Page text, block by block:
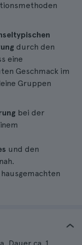
durch den
eine
Geschmack im
Gruppen
bei der
und den